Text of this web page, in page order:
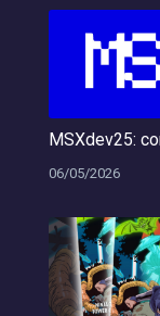
MSXdev25:
06/05/2026